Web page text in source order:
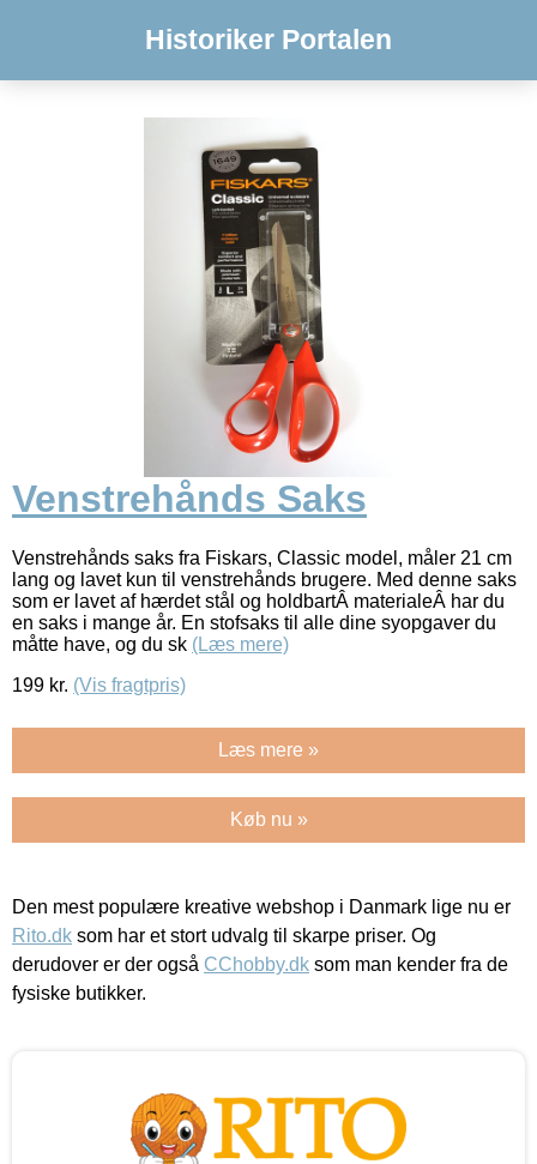
Historiker Portalen
Venstrehånds Saks
Venstrehånds saks fra Fiskars, Classic model, måler 21 cm
lang og lavet kun til venstrehånds brugere. Med denne saks
som er lavet af hærdet stål og holdbartÂ materialeÂ har du
en saks i mange år. En stofsaks til alle dine syopgaver du
måtte have, og du sk (Læs mere)
199 kr. (Vis fragtpris)
Læs mere »
Køb nu »
Den mest populære kreative webshop i Danmark lige nu er
Rito.dk som har et stort udvalg til skarpe priser. Og
derudover er der også CChobby.dk som man kender fra de
fysiske butikker.